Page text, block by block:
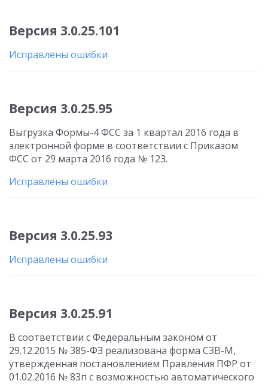
Версия 3.0.25.101
Исправлены ошибки
Версия 3.0.25.95
Выгрузка Формы-4 ФСС за 1 квартал 2016 года в
электронной форме в соответствии с Приказом
ФСС от 29 марта 2016 года № 123.
Исправлены ошибки
Версия 3.0.25.93
Исправлены ошибки
Версия 3.0.25.91
В соответствии с Федеральным законом от
29.12.2015 № 385-ФЗ реализована форма СЗВ-М,
утвержденная постановлением Правления ПФР от
01.02.2016 № 83п с возможностью автоматического